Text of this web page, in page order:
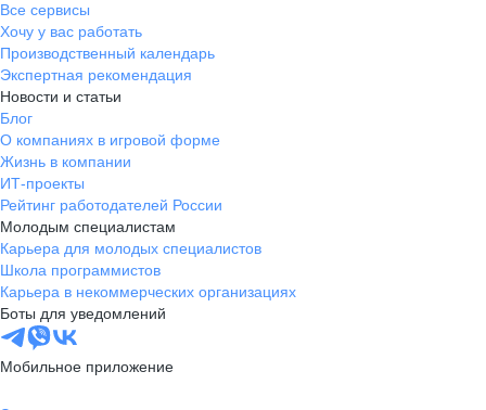
Все сервисы
Хочу у вас работать
Производственный календарь
Экспертная рекомендация
Новости и статьи
Блог
О компаниях в игровой форме
Жизнь в компании
ИТ-проекты
Рейтинг работодателей России
Молодым специалистам
Карьера для молодых специалистов
Школа программистов
Карьера в некоммерческих организациях
Боты для уведомлений
Мобильное приложение